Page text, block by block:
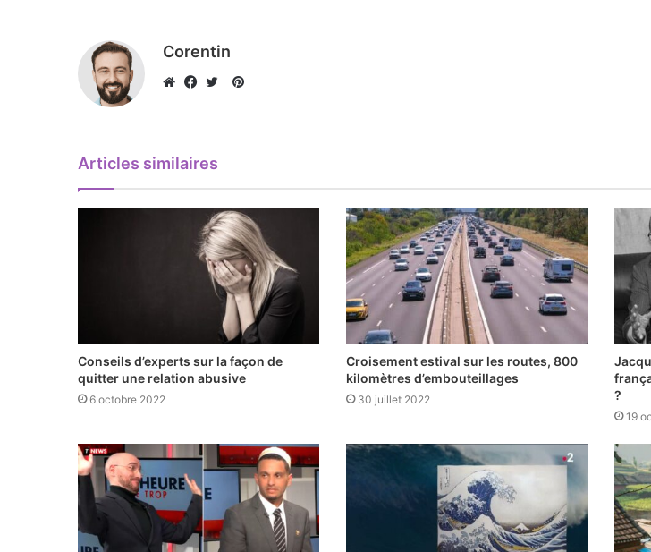
Corentin
Pinterest
Articles similaires
Conseils d’experts sur la façon de
quitter une relation abusive
6 octobre 2022
Croisement estival sur les routes, 800
kilomètres d’embouteillages
30 juillet 2022
?
19